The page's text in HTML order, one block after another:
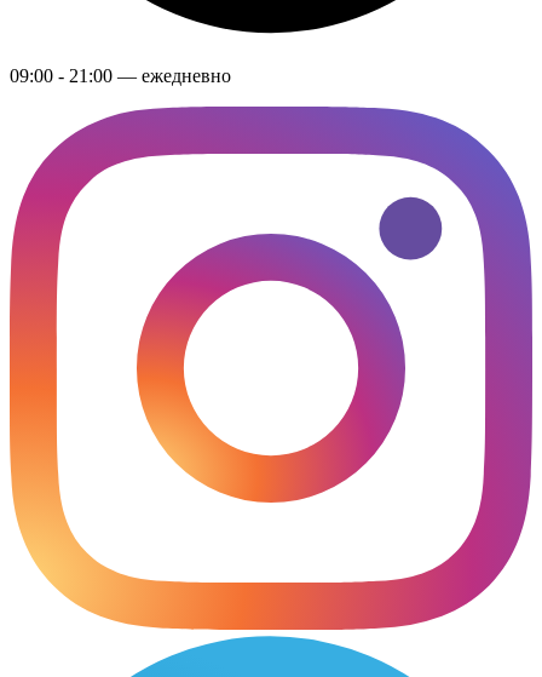
09:00 - 21:00 — ежедневно